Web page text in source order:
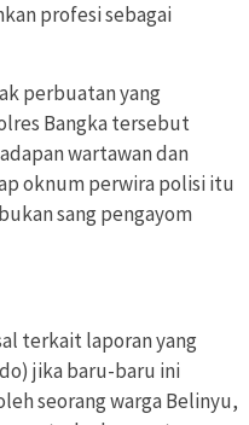
profesi sebagai
perbuatan yang
Bangka tersebut
wartawan dan
oknum perwira polisi itu
sang pengayom
terkait laporan yang
jika baru-baru ini
seorang warga Belinyu,